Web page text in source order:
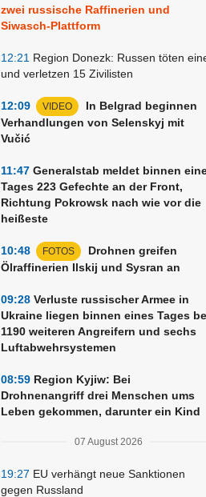
zwei russische Raffinerien und
Siwasch-Plattform
12:21 Region Donezk: Russen töten
und verletzen 15 Zivilisten
12:09 VIDEO
In Belgrad beginnen
Verhandlungen von Selenskyj mit
Vučić
11:47 Generalstab meldet binnen
Tages 223 Gefechte an der Front,
Richtung Pokrowsk nach wie vor die
heißeste
10:48 FOTOS
Drohnen greifen
Ölraffinerien Ilskij und Sysran an
09:28 Verluste russischer Armee in
Ukraine liegen binnen eines Tages
1190 weiteren Angreifern und sechs
Luftabwehrsystemen
08:59 Region Kyjiw: Bei
Drohnenangriff drei Menschen ums
Leben gekommen, darunter ein Kind
07 August 2026
19:27 EU verhängt neue Sanktionen
gegen Russland